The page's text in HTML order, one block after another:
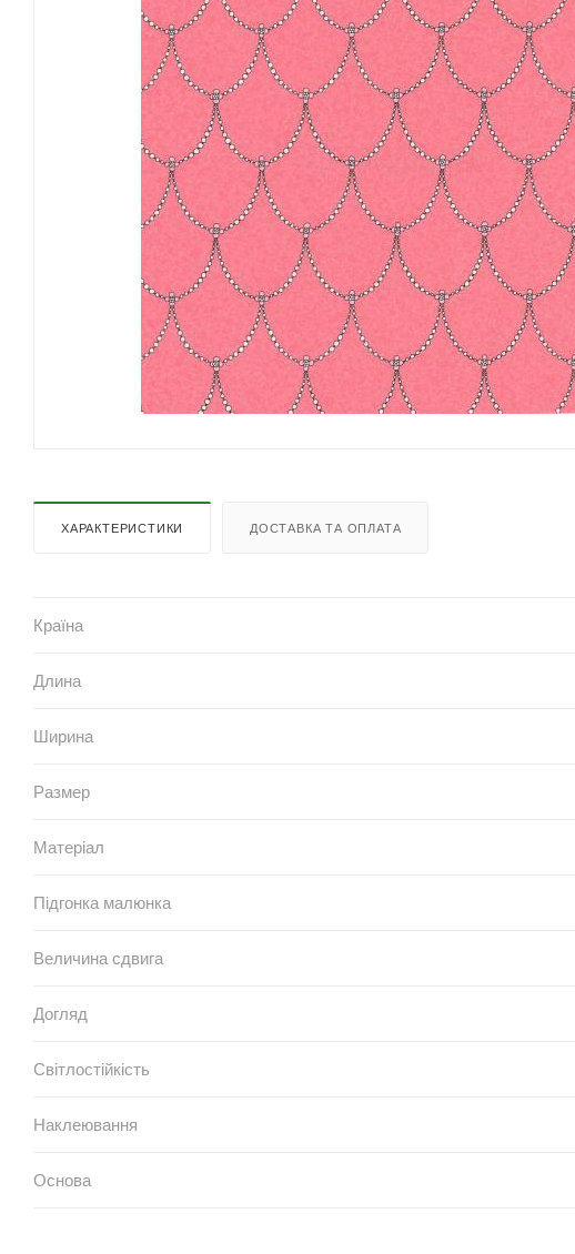
ХАРАКТЕРИСТИКИ ДОСТАВКА ТА ОПЛАТА
Країна
Длина
Ширина
Размер
Матеріал
Підгонка малюнка
Величина сдвига
Догляд
Світлостійкість
Наклеювання
Основа